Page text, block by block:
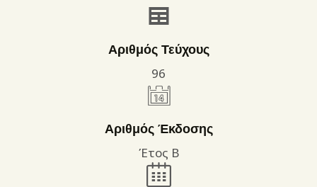
Αριθμός Τεύχους
96
Αριθμός Έκδοσης
Έτος Β